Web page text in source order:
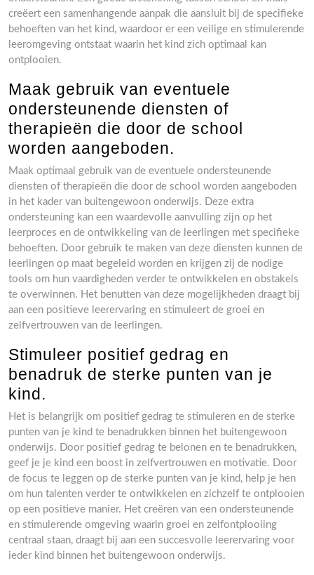
creëert een samenhangende aanpak die aansluit bij de specifieke
behoeften van het kind, waardoor er een veilige en stimulerende
leeromgeving ontstaat waarin het kind zich optimaal kan
ontplooien.
Maak gebruik van eventuele
ondersteunende diensten of
therapieën die door de school
worden aangeboden.
Maak optimaal gebruik van de eventuele ondersteunende
diensten of therapieën die door de school worden aangeboden
in het kader van buitengewoon onderwijs. Deze extra
ondersteuning kan een waardevolle aanvulling zijn op het
leerproces en de ontwikkeling van de leerlingen met specifieke
behoeften. Door gebruik te maken van deze diensten kunnen de
leerlingen op maat begeleid worden en krijgen zij de nodige
tools om hun vaardigheden verder te ontwikkelen en obstakels
te overwinnen. Het benutten van deze mogelijkheden draagt bij
aan een positieve leerervaring en stimuleert de groei en
zelfvertrouwen van de leerlingen.
Stimuleer positief gedrag en
benadruk de sterke punten van je
kind.
Het is belangrijk om positief gedrag te stimuleren en de sterke
punten van je kind te benadrukken binnen het buitengewoon
onderwijs. Door positief gedrag te belonen en te benadrukken,
geef je je kind een boost in zelfvertrouwen en motivatie. Door
de focus te leggen op de sterke punten van je kind, help je hen
om hun talenten verder te ontwikkelen en zichzelf te ontplooien
op een positieve manier. Het creëren van een ondersteunende
en stimulerende omgeving waarin groei en zelfontplooiing
centraal staan, draagt bij aan een succesvolle leerervaring voor
ieder kind binnen het buitengewoon onderwijs.